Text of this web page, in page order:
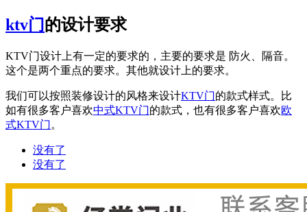
ktv门的设计要求
KTV门设计上有一定的要求的，主要的要求是 防火、隔音。
这个是两个重点的要求。其他就设计上的要求。
我们可以按照装修设计的风格来设计KTV门的款式样式。比
如有很多客户喜欢中式KTV门的款式，也有很多客户喜欢欧
式KTV门 。
没有了
没有了